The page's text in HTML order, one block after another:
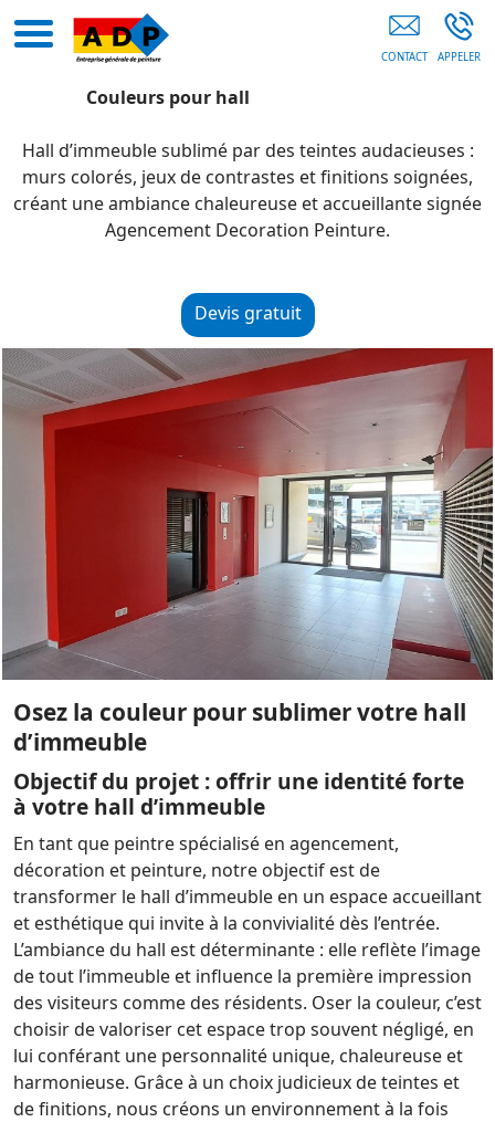
Couleurs pour hall
Hall d’immeuble sublimé par des teintes audacieuses :
murs colorés, jeux de contrastes et finitions soignées,
créant une ambiance chaleureuse et accueillante signée
Agencement Decoration Peinture.
Devis gratuit
Osez la couleur pour sublimer votre hall
d’immeuble
Objectif du projet : offrir une identité forte
à votre hall d’immeuble
En tant que peintre spécialisé en agencement,
décoration et peinture, notre objectif est de
transformer le hall d’immeuble en un espace accueillant
et esthétique qui invite à la convivialité dès l’entrée.
L’ambiance du hall est déterminante : elle reflète l’image
de tout l’immeuble et influence la première impression
des visiteurs comme des résidents. Oser la couleur, c’est
choisir de valoriser cet espace trop souvent négligé, en
lui conférant une personnalité unique, chaleureuse et
harmonieuse. Grâce à un choix judicieux de teintes et
de finitions, nous créons un environnement à la fois